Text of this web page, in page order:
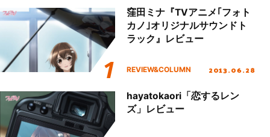
窪田ミナ『TVアニメ｢フォト
カノ｣オリジナルサウンドト
ラック』レビュー
REVIEW&COLUMN 2013.06.28
hayatokaori「恋するレン
ズ」レビュー